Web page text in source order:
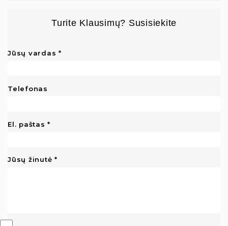
Turite Klausimų? Susisiekite
Jūsų vardas
Telefonas
El. paštas
Jūsų žinutė